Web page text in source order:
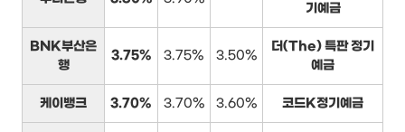
기예금
BNK부산은
행
3.75% 3.75% 3.50%
더(The) 특판 정기
예금
케이뱅크 3.70% 3.70% 3.60% 코드K정기예금